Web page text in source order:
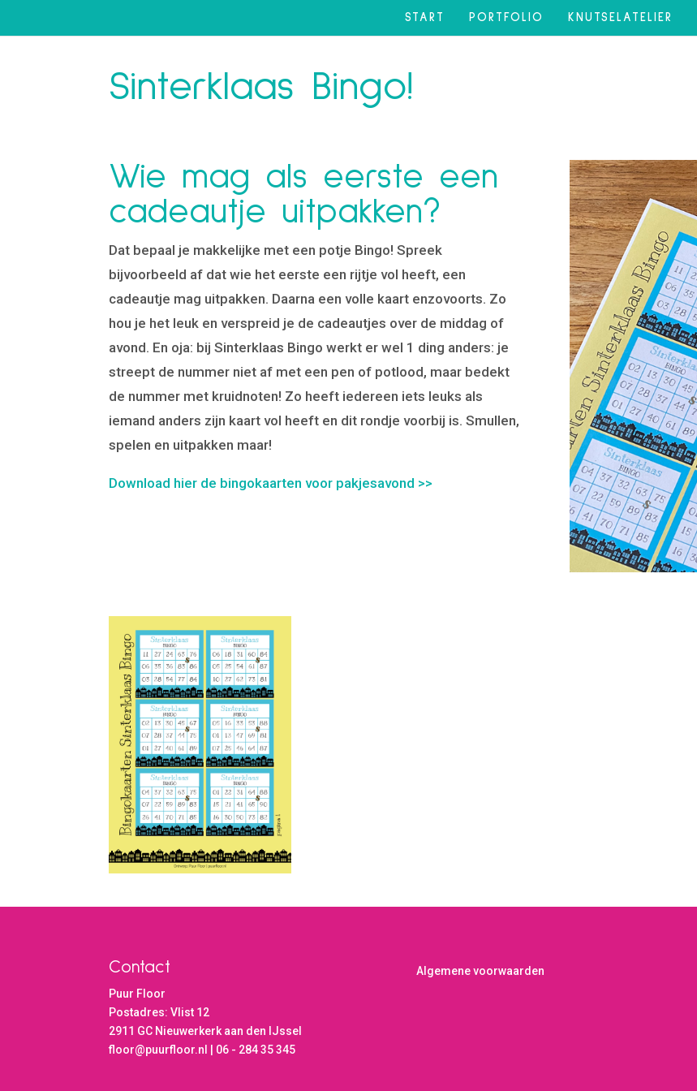
START PORTFOLIO KNUTSELATELIER
Sinterklaas Bingo!
Wie mag als eerste een
cadeautje uitpakken?
Dat bepaal je makkelijke met een potje Bingo! Spreek
bijvoorbeeld af dat wie het eerste een rijtje vol heeft, een
cadeautje mag uitpakken. Daarna een volle kaart enzovoorts. Zo
hou je het leuk en verspreid je de cadeautjes over de middag of
avond. En oja: bij Sinterklaas Bingo werkt er wel 1 ding anders: je
streept de nummer niet af met een pen of potlood, maar bedekt
de nummer met kruidnoten! Zo heeft iedereen iets leuks als
iemand anders zijn kaart vol heeft en dit rondje voorbij is. Smullen,
spelen en uitpakken maar!
Download hier de bingokaarten voor pakjesavond >>
Contact
Puur Floor
Postadres: Vlist 12
2911 GC Nieuwerkerk aan den IJssel
floor@puurfloor.nl | 06 - 284 35 345
Algemene voorwaarden